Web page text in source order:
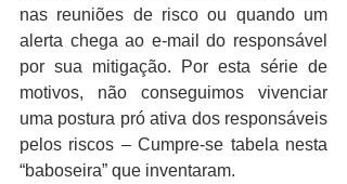
nas reuniões de risco ou quando um
alerta chega ao e-mail do responsável
por sua mitigação. Por esta série de
motivos, não conseguimos vivenciar
uma postura pró ativa dos responsáveis
pelos riscos – Cumpre-se tabela nesta
“baboseira” que inventaram.